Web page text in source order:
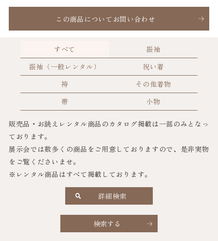
この商品についてお問い合わせ
すべて
振袖
振袖（一般レンタル）
祝い着
袴
その他着物
帯
小物
販売品・お誂えレンタル商品のカタログ掲載は一部のみとなっ
ております。
展示会では数多くの商品をご用意しておりますので、是非実物
をご覧くださいませ。
※レンタル商品はすべて掲載しております。
詳細検索
検索する